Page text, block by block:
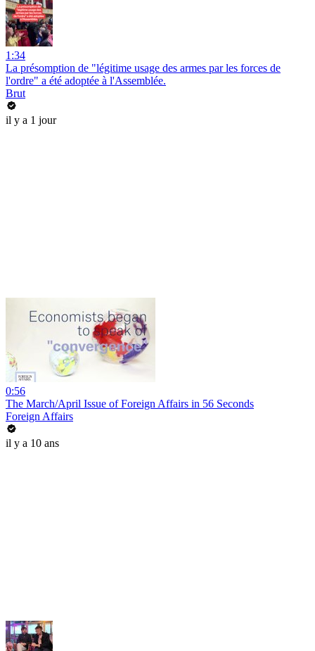
1:34
La présomption de "légitime usage des armes par les forces de
l'ordre" a été adoptée à l'Assemblée.
Brut
il y a 1 jour
0:56
The March/April Issue of Foreign Affairs in 56 Seconds
Foreign Affairs
il y a 10 ans